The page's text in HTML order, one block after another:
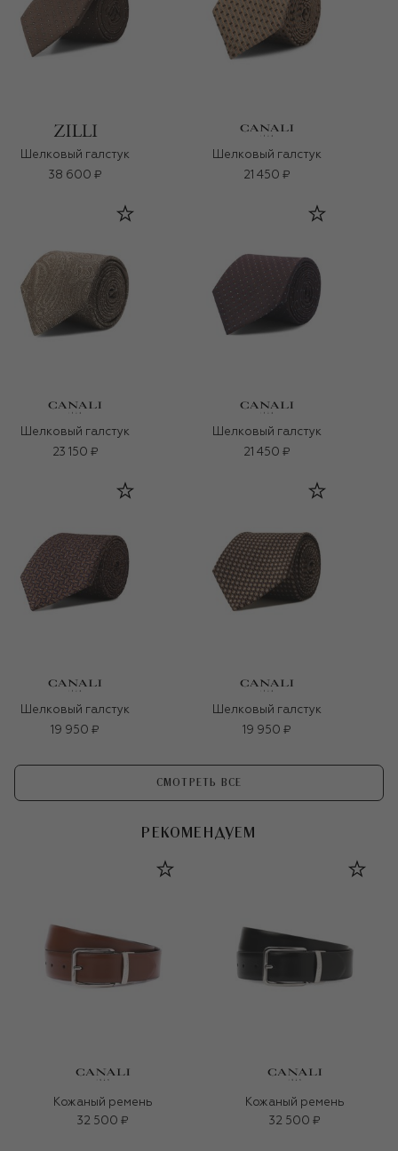
Шелковый галстук
38 600 ₽
Шелковый галстук
21 450 ₽
Шелковый галстук
23 150 ₽
Шелковый галстук
21 450 ₽
Шелковый галстук
19 950 ₽
Шелковый галстук
19 950 ₽
СМОТРЕТЬ ВСЕ
РЕКОМЕНДУЕМ
Кожаный ремень
32 500 ₽
Кожаный ремень
32 500 ₽